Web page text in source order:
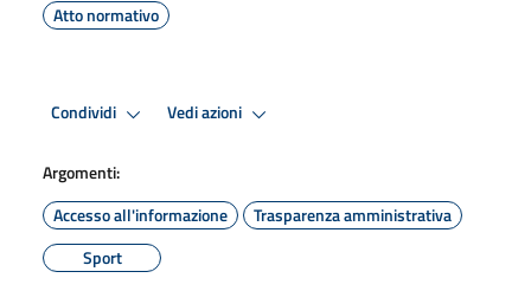
Atto normativo
Condividi Vedi azioni
Argomenti:
Accesso all'informazione
Trasparenza amministrativa
Sport